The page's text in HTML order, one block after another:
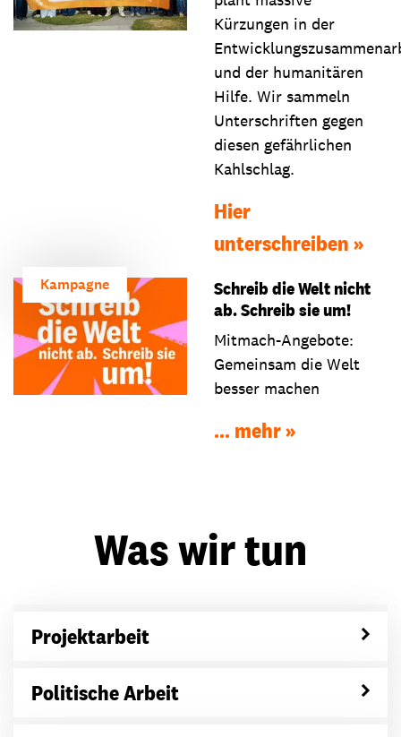
Kürzungen in der
und der humanitären
Hilfe. Wir sammeln
Unterschriften gegen
diesen gefährlichen
Kahlschlag.
Hier
unterschreiben
Kampagne
Schreib die Welt nicht
ab. Schreib sie um!
Mitmach-Angebote:
Gemeinsam die Welt
besser machen
... mehr
Was wir tun
Projektarbeit
Politische Arbeit